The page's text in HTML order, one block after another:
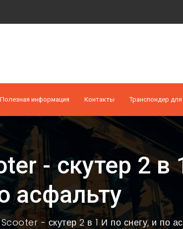
Полезная информация Контакты Транспондер
- скутер 2 в
асфальту
- скутер 2 в 1 И по снегу, и по